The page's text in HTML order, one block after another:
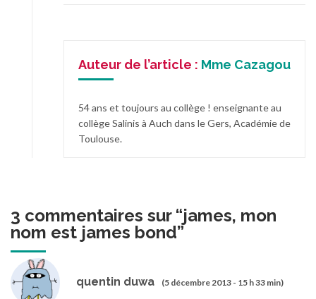
Auteur de l’article : Mme Cazagou
54 ans et toujours au collège ! enseignante au
collège Salinis à Auch dans le Gers, Académie de
Toulouse.
3 commentaires sur “james, mon
nom est james bond”
quentin duwa (5 décembre 2013 - 15 h 33 min)